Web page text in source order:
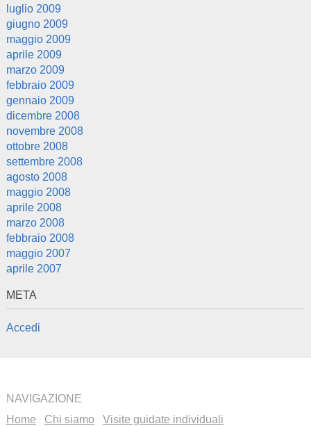
luglio 2009
giugno 2009
maggio 2009
aprile 2009
marzo 2009
febbraio 2009
gennaio 2009
dicembre 2008
novembre 2008
ottobre 2008
settembre 2008
agosto 2008
maggio 2008
aprile 2008
marzo 2008
febbraio 2008
maggio 2007
aprile 2007
META
Accedi
NAVIGAZIONE
Home
Chi siamo Visite guidate individuali